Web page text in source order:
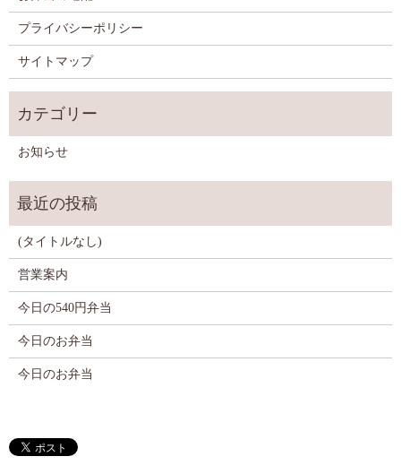
プライバシーポリシー
サイトマップ
お知らせ
(タイトルなし)
営業案内
今日の540円弁当
今日のお弁当
今日のお弁当